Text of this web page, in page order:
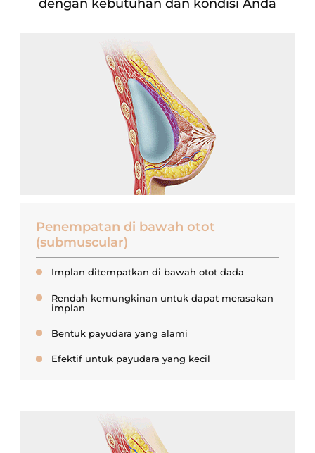
dengan kebutuhan dan kondisi Anda
Penempatan di bawah otot
(submuscular)
Implan ditempatkan di bawah otot dada
Rendah kemungkinan untuk dapat merasakan
implan
Bentuk payudara yang alami
Efektif untuk payudara yang kecil